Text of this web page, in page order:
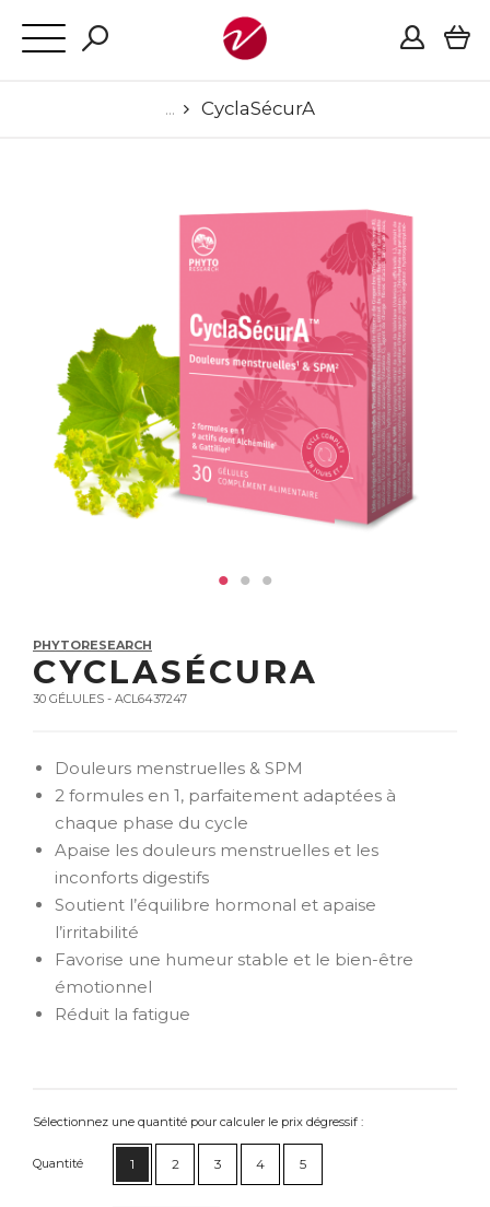
CyclaSécurA
PHYTORESEARCH
CYCLASÉCURA
30 GÉLULES - ACL6437247
Douleurs menstruelles & SPM
2 formules en 1, parfaitement adaptées à
chaque phase du cycle
Apaise les douleurs menstruelles et les
inconforts digestifs
Soutient l’équilibre hormonal et apaise
l’irritabilité
Favorise une humeur stable et le bien-être
émotionnel
Réduit la fatigue
Sélectionnez une quantité pour calculer le prix dégressif :
Quantité 1 2 3 4 5